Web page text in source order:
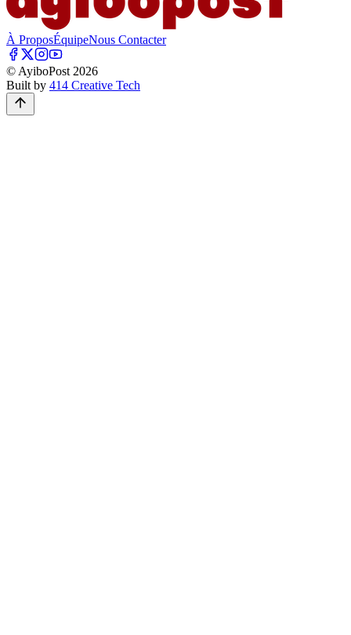
À ProposÉquipeNous Contacter
© AyiboPost 2026
Built by 414 Creative Tech